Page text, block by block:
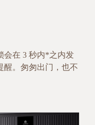
会在 3 秒内*之内发
醒。匆匆出门，也不